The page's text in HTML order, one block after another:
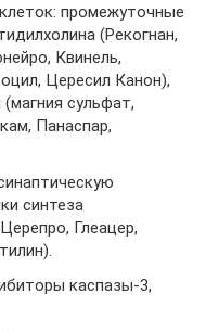
промежуточные
(Рекогнан,
Квинель,
Цересил Канон),
сульфат,
Панаспар,
синтеза
Глеацер,
каспазы-3,